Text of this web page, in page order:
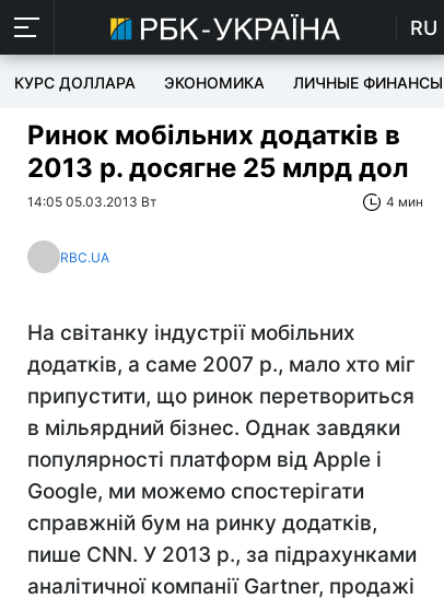
RU
КУРС ДОЛЛАРА ЭКОНОМИКА ЛИЧНЫЕ ФИНАНСЫ
Ринок мобільних додатків в
2013 р. досягне 25 млрд дол
14:05 05.03.2013 Вт 4 мин
RBC.UA
На світанку індустрії мобільних
додатків, а саме 2007 р., мало хто міг
припустити, що ринок перетвориться
в мільярдний бізнес. Однак завдяки
популярності платформ від Apple і
Google, ми можемо спостерігати
справжній бум на ринку додатків,
пише CNN. У 2013 р., за підрахунками
аналітичної компанії Gartner, продажі